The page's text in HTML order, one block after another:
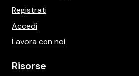
Registrati
Accedi
Lavora con noi
Risorse